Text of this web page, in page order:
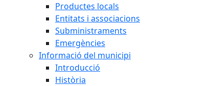
Productes locals
Entitats i associacions
Subministraments
Emergències
Informació del municipi
Introducció
Història